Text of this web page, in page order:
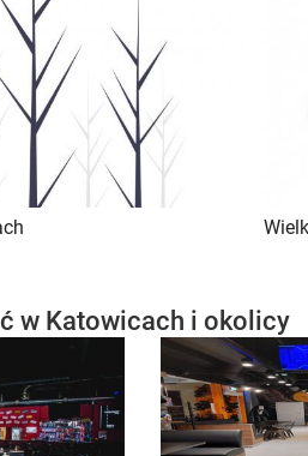
w Katowicach i okolicy